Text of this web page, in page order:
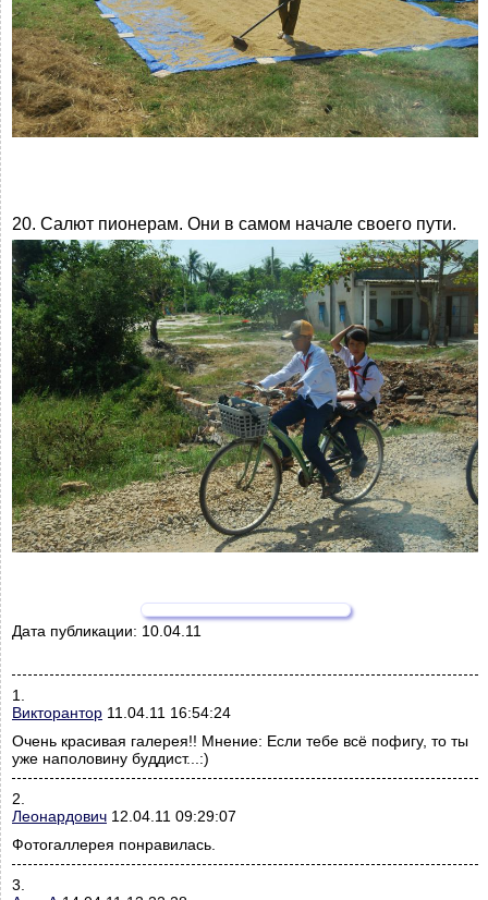
20. Салют пионерам. Они в самом начале своего пути.
Дата публикации: 10.04.11
1.
Викторантор 11.04.11 16:54:24
Очень красивая галерея!! Мнение: Если тебе всё пофигу, то ты
уже наполовину буддист...:)
2.
Леонардович 12.04.11 09:29:07
Фотогаллерея понравилась.
3.